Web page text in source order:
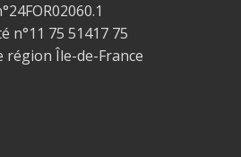
n°11 75 51417 75
Île-de-France